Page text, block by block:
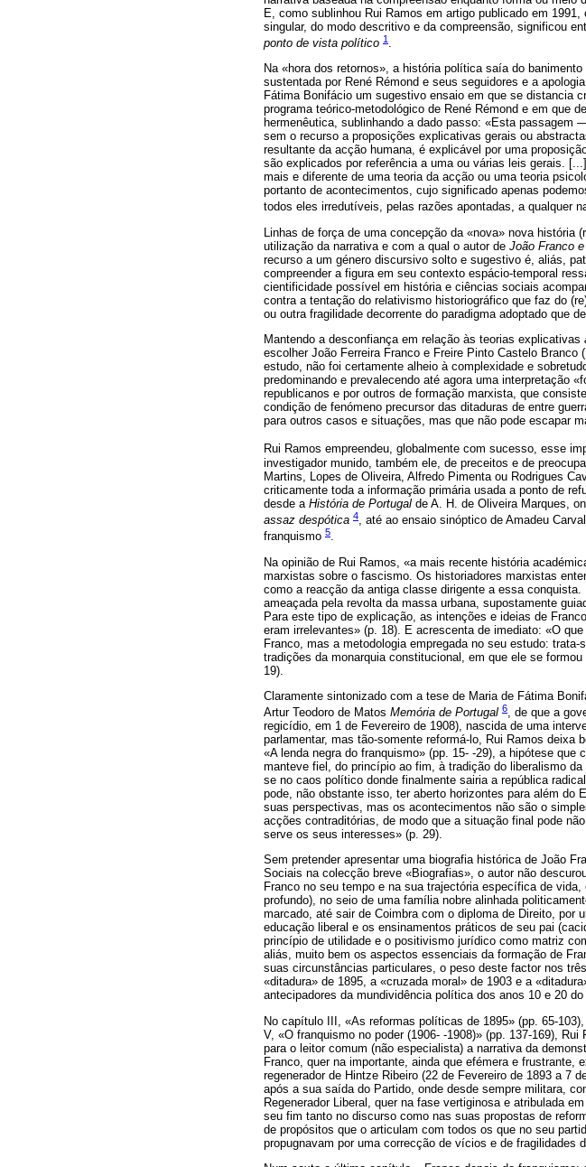
E, como sublinhou Rui Ramos em artigo publicado em 1991,
singular, do modo descritivo e da compreensão, significou
ponto de vista político 1 .
Na «hora dos retornos», a história política saía do
sustentada por René Rémond e seus seguidores e a
Fátima Bonifácio um sugestivo ensaio em que se distancia
programa teórico-metodológico de René Rémond e em que
hermenêutica, sublinhando a dado passo: «Esta
sem o recurso a proposições explicativas gerais ou
resultante da acção humana, é explicável por uma
são explicados por referência a uma ou várias leis gerais.
mais e diferente de uma teoria da acção ou uma teoria
portanto de acontecimentos, cujo significado apenas
todos eles irredutíveis, pelas razões apontadas, a qualquer
Linhas de força de uma concepção da «nova» nova
utilização da narrativa e com a qual o autor de João Franco
recurso a um género discursivo solto e sugestivo é, aliás,
compreender a figura em seu contexto espácio-temporal
cientificidade possível em história e ciências sociais
contra a tentação do relativismo historiográfico que faz do
ou outra fragilidade decorrente do paradigma adoptado que
Mantendo a desconfiança em relação às teorias explicativas
escolher João Ferreira Franco e Freire Pinto Castelo
estudo, não foi certamente alheio à complexidade e
predominando e prevalecendo até agora uma interpretação
republicanos e por outros de formação marxista, que
condição de fenómeno precursor das ditaduras de entre
para outros casos e situações, mas que não pode escapar
Rui Ramos empreendeu, globalmente com sucesso, esse
investigador munido, também ele, de preceitos e de
Martins, Lopes de Oliveira, Alfredo Pimenta ou Rodrigues
criticamente toda a informação primária usada a ponto de
desde a História de Portugal de A. H. de Oliveira Marques,
assaz despótica 4
, até ao ensaio sinóptico de Amadeu
franquismo 5.
Na opinião de Rui Ramos, «a mais recente história
marxistas sobre o fascismo. Os historiadores marxistas
como a reacção da antiga classe dirigente a essa
ameaçada pela revolta da massa urbana, supostamente
Para este tipo de explicação, as intenções e ideias de
eram irrelevantes» (p. 18). E acrescenta de imediato: «O
Franco, mas a metodologia empregada no seu estudo:
tradições da monarquia constitucional, em que ele se
19).
Claramente sintonizado com a tese de Maria de Fátima
Artur Teodoro de Matos Memória de Portugal 6, de que a
regicídio, em 1 de Fevereiro de 1908), nascida de uma
parlamentar, mas tão-somente reformá-lo, Rui Ramos
«A lenda negra do franquismo» (pp. 15- -29), a hipótese
manteve fiel, do princípio ao fim, à tradição do liberalismo
se no caos político donde finalmente sairia a república
pode, não obstante isso, ter aberto horizontes para além do
suas perspectivas, mas os acontecimentos não são o
acções contraditórias, de modo que a situação final pode
serve os seus interesses» (p. 29).
Sem pretender apresentar uma biografia histórica de João
Sociais na colecção breve «Biografias», o autor não
Franco no seu tempo e na sua trajectória específica de
profundo), no seio de uma família nobre alinhada
marcado, até sair de Coimbra com o diploma de Direito, por
educação liberal e os ensinamentos práticos de seu pai
princípio de utilidade e o positivismo jurídico como matriz
aliás, muito bem os aspectos essenciais da formação de
suas circunstâncias particulares, o peso deste factor nos
«ditadura» de 1895, a «cruzada moral» de 1903 e a
antecipadores da mundividência política dos anos 10 e 20
No capítulo III, «As reformas políticas de 1895» (pp. 65-
V, «O franquismo no poder (1906- -1908)» (pp. 137-169),
para o leitor comum (não especialista) a narrativa da
Franco, quer na importante, ainda que efémera e frustrante,
regenerador de Hintze Ribeiro (22 de Fevereiro de 1893 a 7
após a sua saída do Partido, onde desde sempre militara,
Regenerador Liberal, quer na fase vertiginosa e atribulada
seu fim tanto no discurso como nas suas propostas de
de propósitos que o articulam com todos os que no seu
propugnavam por uma correcção de vícios e de fragilidades